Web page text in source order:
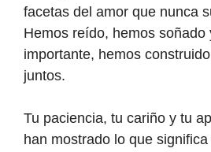
facetas del amor que nunca
Hemos reído, hemos soñado
importante, hemos
juntos.
Tu paciencia, tu cariño y tu
han mostrado lo que